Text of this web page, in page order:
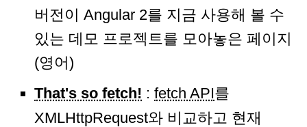
버전이 Angular 2를 지금 사용해 볼 수
있는 데모 프로젝트를 모아놓은 페이지
(영어)
That's so fetch! : fetch API를
XMLHttpRequest와 비교하고 현재